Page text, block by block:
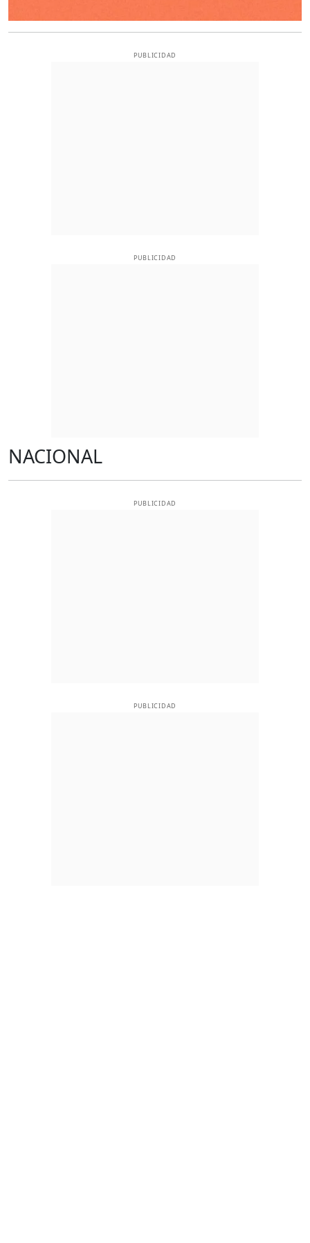
PUBLICIDAD
PUBLICIDAD
NACIONAL
PUBLICIDAD
PUBLICIDAD